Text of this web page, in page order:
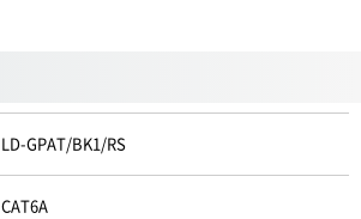
LD-GPAT/BK1/RS
CAT6A